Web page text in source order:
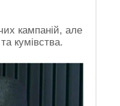
кампаній, але
кумівства.